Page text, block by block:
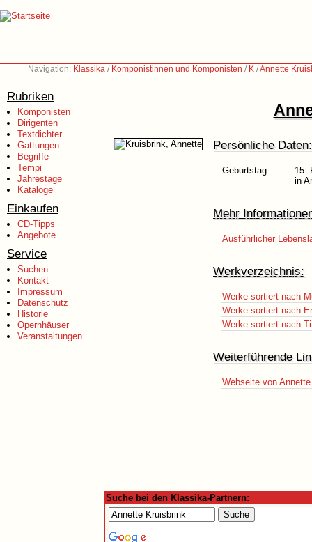
Navigation: Klassika / Komponistinnen und Komponisten / K /Annette
Rubriken
Komponisten
Dirigenten
Textdichter
Gattungen
Begriffe
Tempi
Jahrestage
Kataloge
Einkaufen
CD-Tipps
Angebote
Service
Suchen
Kontakt
Impressum
Datenschutz
Historie
Opernhäuser
Veranstaltungen
Persönliche Daten:
Geburtstag:
15.
in
Mehr
Ausführlicher
Werkverzeichnis:
Werke sortiert nach
Werke sortiert nach
Werke sortiert nach
Weiterführende
Webseite von
Suche bei den Klassika-Partnern: